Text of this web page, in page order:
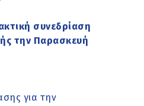
συνεδρίαση
την Παρασκευή
για την